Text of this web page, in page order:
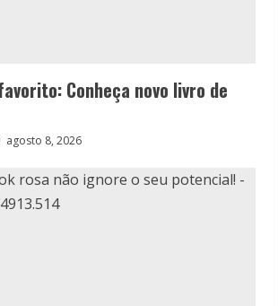
Conheça novo livro de
agosto 8, 2026